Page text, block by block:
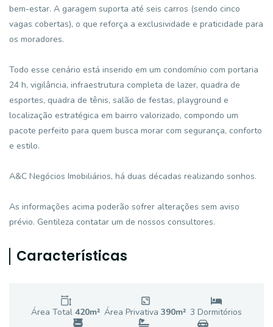
bem-estar. A garagem suporta até seis carros (sendo cinco
vagas cobertas), o que reforça a exclusividade e praticidade para
os moradores.
Todo esse cenário está inserido em um condomínio com portaria
24 h, vigilância, infraestrutura completa de lazer, quadra de
esportes, quadra de tênis, salão de festas, playground e
localização estratégica em bairro valorizado, compondo um
pacote perfeito para quem busca morar com segurança, conforto
e estilo.
A&C Negócios Imobiliários, há duas décadas realizando sonhos.
As informações acima poderão sofrer alterações sem aviso
prévio. Gentileza contatar um de nossos consultores.
Características
Área Total 420m² Área Privativa 390m² 3 Dormitórios